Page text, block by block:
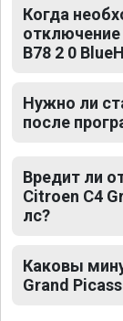
Когда
отключение
B78 2 0
Нужно ли
после
Вредит ли
Citroen C4
лс?
Каковы
Grand